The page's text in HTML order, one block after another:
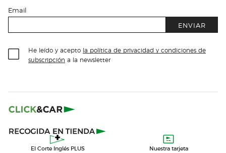
Email
ENVIAR
He leído y acepto la política de privacidad y condiciones de
subscripción a la newsletter
El Corte Inglés PLUS Nuestra tarjeta